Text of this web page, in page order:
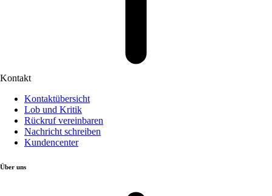
Kontakt
Kontaktübersicht
Lob und Kritik
Rückruf vereinbaren
Nachricht schreiben
Kundencenter
Über uns